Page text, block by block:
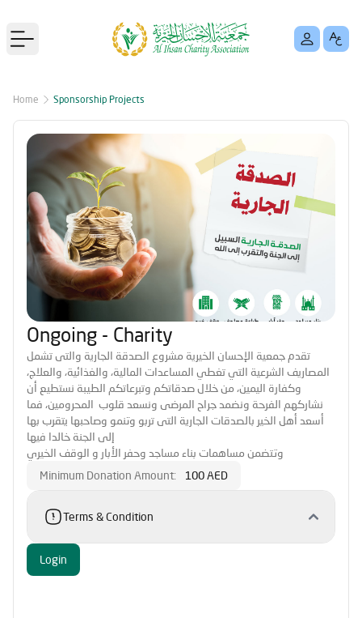
Open main menu
Home Sponsorship Projects
Ongoing - Charity
تقدم جمعية الإحسان الخيرية مشروع الصدقة الجارية والتى تشمل
المصاريف الشرعية التي تغطي المساعدات المالية، والغذائية، والعلاج،
وكفارة اليمين، من خلال صدقاتكم وتبرعاتكم الطيبة نستطيع أن
نشاركهم الفرحة ونضمد جراح المرضى ونسعد قلوب المحرومين، فما
أسعد أهل الخير بالصدقات الجارية التى تربو وتنمو وصاحبها يتقرب بها
إلى الجنة خالدا فيها
وتتضمن مساهمات بناء مساجد وحفر الأبار و الوقف الخيري
Minimum Donation Amount:
100 AED
Terms & Condition
Login